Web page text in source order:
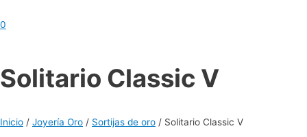
0
Solitario Classic V
Inicio / Joyería Oro / Sortijas de oro / Solitario Classic V